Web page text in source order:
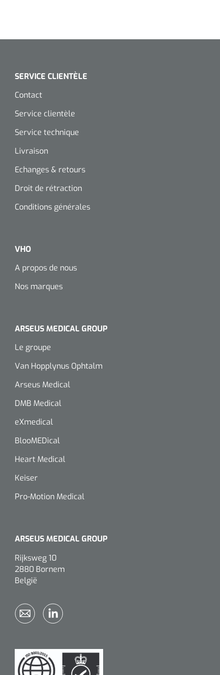
SERVICE CLIENTÈLE
Contact
Service clientèle
Service technique
Livraison
Echanges & retours
Droit de rétraction
Conditions générales
VHO
A propos de nous
Nos marques
ARSEUS MEDICAL GROUP
Le groupe
Van Hopplynus Ophtalm
Arseus Medical
DMB Medical
eXmedical
BlooMEDical
Heart Medical
Keiser
Pro-Motion Medical
ARSEUS MEDICAL GROUP
Rijksweg 10
2880 Bornem
België